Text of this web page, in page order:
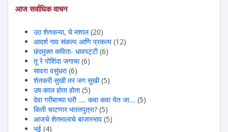
आज सर्वाधिक वाचन
उठ शेतकऱ्या, घे मशाल(20)
आदर्श गाव संकल्प आणि प्रकल्प (12)
छंदमुक्त कविता- धावपट्टी (6)
तू रे पोशिंदा जगाचा(6)
सावरा वसुंधरा(6)
शेतकरी सुखी तर जग सुखी (5)
उषःकाल होता होता (5)
देवा गरीबाच्या घरी ..... कवा कवा येत जा.... (5)
किती चाटणार भारतपुत्रा? (5)
आजचे शेतमालाचे बाजारभाव (5)
भुई (4)